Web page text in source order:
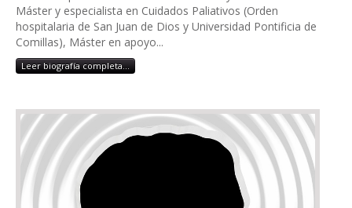
Máster y especialista en Cuidados Paliativos (Orden
hospitalaria de San Juan de Dios y Universidad Pontificia de
Comillas), Máster en apoyo...
Leer biografía completa...